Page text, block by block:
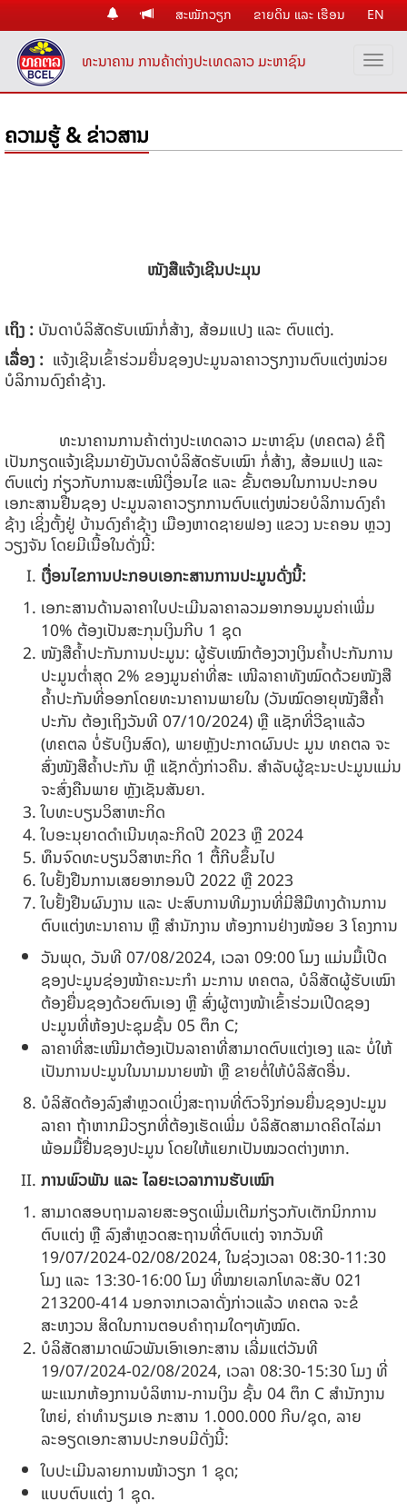
ສະໝັກວຽກ ຂາຍດິນ ແລະ ເຮືອນ EN
ທະນາຄານ ການຄ້າຕ່າງປະເທດລາວ ມະຫາຊົນ
ຄວາມຮູ້ & ຂ່າວສານ
ໜັງສືແຈ້ງເຊີນປະມຸນ
ເຖິງ : ບັນດາບໍລິສັດຮັບເໝົາກໍ່ສ້າງ, ສ້ອມແປງ ແລະ ຕົບແຕ່ງ.
ເລື່ອງ : ​ແຈ້ງເຊີນເຂົ້າຮ່ວມຍື່ນຊອງປະມູນລາຄາວຽກງານຕົບແຕ່ງໜ່ວຍ
ບໍລິການດົງຄໍາຊ້າງ.
ທະນາຄານການຄ້າຕ່າງປະເທດລາວ ມະຫາຊົນ (ທຄຕລ) ຂໍຖື
ເປັນກຽດແຈ້ງເຊີນມາຍັງບັນດາບໍລິສັດຮັບເໝົາ ກໍ່ສ້າງ, ສ້ອມແປງ ແລະ
ຕົບແຕ່ງ ກ່ຽວກັບການສະເໜີເງື່ອນໄຂ ແລະ ຂັ້ນຕອນໃນການປະກອບ
ເອກະສານຢື່ນຊອງ ປະມູນລາຄາວຽກການຕົບແຕ່ງໜ່ວຍບໍລິການດົງຄໍາ
ຊ້າງ ເຊິ່ງຕັ້ງຢູ່ ບ້ານດົງຄໍາຊ້າງ ເມືອງຫາດຊາຍຟອງ ແຂວງ ນະຄອນ ຫຼວງ
ວຽງຈັນ ໂດຍມີເນື້ອໃນດັ່ງນີ້:
ເງື່ອນໄຂການປະກອບເອກະສານການປະມູນດັ່ງນີ້:
ເອກະສານດ້ານລາຄາໃບປະເມີນລາຄາລວມອາກອນມູນຄ່າເພີ່ມ
10% ຕ້ອງເປັນສະກຸນເງິນກີບ 1 ຊຸດ
ໜັງສືຄໍ້າປະກັນການປະມູນ: ຜູ້ຮັບເໝົາຕ້ອງວາງເງິນຄໍ້າປະກັນການ
ປະມູນຕໍ່າສຸດ 2% ຂອງມູນຄ່າທີ່ສະ ເໜີລາຄາທັງໝົດດ້ວຍໜັງສື
ຄໍ້າປະກັນທີ່ອອກໂດຍທະນາຄານພາຍໃນ (ວັນໝົດອາຍຸໜັງສືຄໍ້າ
ປະກັນ ຕ້ອງເຖິງວັນທີ 07/10/2024) ຫຼື ແຊັກທີ່ວີຊາແລ້ວ
(ທຄຕລ ບໍ່ຮັບເງິນສົດ), ພາຍຫຼັງປະກາດຜົນປະ ມູນ ທຄຕລ ຈະ
ສົ່ງໜັງສືຄໍ້າປະກັນ ຫຼື ແຊັກດັ່ງກ່າວຄືນ. ສໍາລັບຜູ້ຊະນະປະມູນແມ່ນ
ຈະສົ່ງຄືນພາຍ ຫຼັງເຊັນສັນຍາ.
ໃບທະບຽນວິສາຫະກິດ
ໃບອະນຸຍາດດຳເນີນທຸລະກິດປີ 2023 ຫຼື 2024
ທຶນຈົດທະບຽນວິສາຫະກິດ 1 ຕື້ກີບຂຶ້ນໄປ
ໃບຢັ້ງຢືນການເສຍອາກອນປີ 2022 ຫຼື 2023
ໃບຢັ້ງຢືນຜົນງານ ແລະ ປະສົບການທີມງານທີ່ມີສີມືທາງດ້ານການ
ຕົບແຕ່ງທະນາຄານ ຫຼື ສໍານັກງານ ຫ້ອງການຢ່າງໜ້ອຍ 3 ໂຄງການ
ວັນພຸດ, ວັນທີ 07/08/2024, ເວລາ 09:00 ໂມງ ແມ່ນມື້ເປີດ
ຊອງປະມູນຊ່ອງໜ້າຄະນະກໍາ ມະການ ທຄຕລ, ບໍລິສັດຜູ້ຮັບເໝົາ
ຕ້ອງຍື່ນຊອງດ້ວຍຕົນເອງ ຫຼື ສົ່ງຜູ້ຕາງໜ້າເຂົ້າຮ່ວມເປີດຊອງ
ປະມູນທີ່ຫ້ອງປະຊຸມຊັ້ນ 05 ຕຶກ C;
ລາຄາທີ່ສະເໜີມາຕ້ອງເປັນລາຄາທີ່ສາມາດຕົບແຕ່ງເອງ ແລະ ບໍ່ໃຫ້
ເປັນການປະມູນໃນນາມນາຍໜ້າ ຫຼື ຂາຍຕໍ່ໃຫ້ບໍລິສັດອື່ນ.
ບໍລິສັດຕ້ອງລົງສໍາຫຼວດເບິ່ງສະຖານທີ່ຕົວຈິງກ່ອນຍື່ນຊອງປະມູນ
ລາຄາ ຖ້າຫາກມີວຽກທີ່ຕ້ອງເຮັດເພີ່ມ ບໍລິສັດສາມາດຄິດໄລ່ມາ
ພ້ອມມື້ຢື່ນຊອງປະມູນ ໂດຍໃຫ້ແຍກເປັນໝວດຕ່າງຫາກ.
ການພົວພັນ ແລະ ໄລຍະເວລາການຮັບເໝົາ
ສາມາດສອບຖາມລາຍສະອຽດເພີ່ມເຕີມກ່ຽວກັບເຕັກນິກການ
ຕົບແຕ່ງ ຫຼື ລົງສໍາຫຼວດສະຖານທີ່ຕົບແຕ່ງ ຈາກວັນທີ
19/07/2024-02/08/2024, ໃນຊ່ວງເວລາ 08:30-11:30
ໂມງ ແລະ 13:30-16:00 ໂມງ ທີ່ໝາຍເລກໂທລະສັບ 021
213200-414 ນອກຈາກເວລາດັ່ງກ່າວແລ້ວ ທຄຕລ ຈະຂໍ
ສະຫງວນ ສິດໃນການຕອບຄໍາຖາມໃດໆທັງໝົດ.
ບໍລິສັດສາມາດພົວພັນເອົາເອກະສານ ເລີ່ມແຕ່ວັນທີ
19/07/2024-02/08/2024, ເວລາ 08:30-15:30 ໂມງ ທີ່
ພະແນກຫ້ອງການບໍລິຫານ-ການເງິນ ຊັ້ນ 04 ຕຶກ C ສໍານັກງານ
ໃຫຍ່, ຄ່າທໍານຽມເອ ກະສານ 1.000.000 ກີບ/ຊຸດ, ລາຍ
ລະອຽດເອກະສານປະກອບມີດັ່ງນີ້:
ໃບປະເມີນລາຍການໜ້າວຽກ 1 ຊຸດ;
ແບບຕົບແຕ່ງ 1 ຊຸດ.